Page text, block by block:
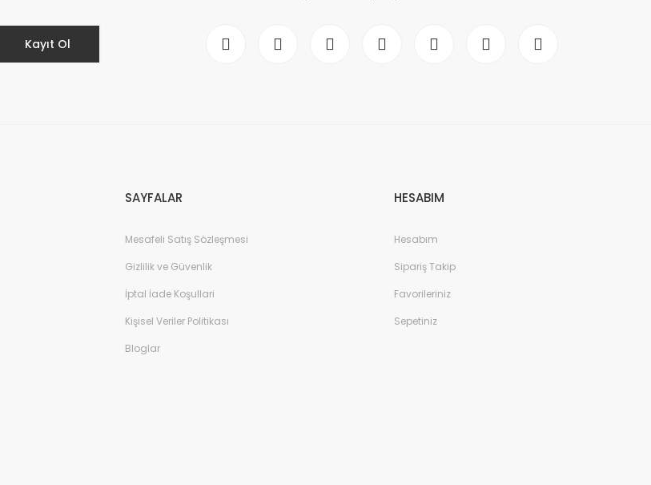
Kayıt Ol
SAYFALAR
Mesafeli Satış Sözleşmesi
Gizlilik ve Güvenlik
İptal İade Koşullari
Kişisel Veriler Politikası
Bloglar
HESABIM
Hesabım
Sipariş Takip
Favorileriniz
Sepetiniz